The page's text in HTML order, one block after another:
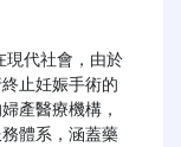
現代社會，由於
止妊娠手術的
產醫療機構，
體系，涵蓋藥